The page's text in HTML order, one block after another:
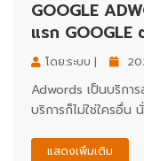
GOOGLE
แรก GOOGLE
โดย:ระบบ |
Adwords เป็นบริกา
บริการก็ไม่ใช่ใครอื่
แสดงเพิ่มเติม